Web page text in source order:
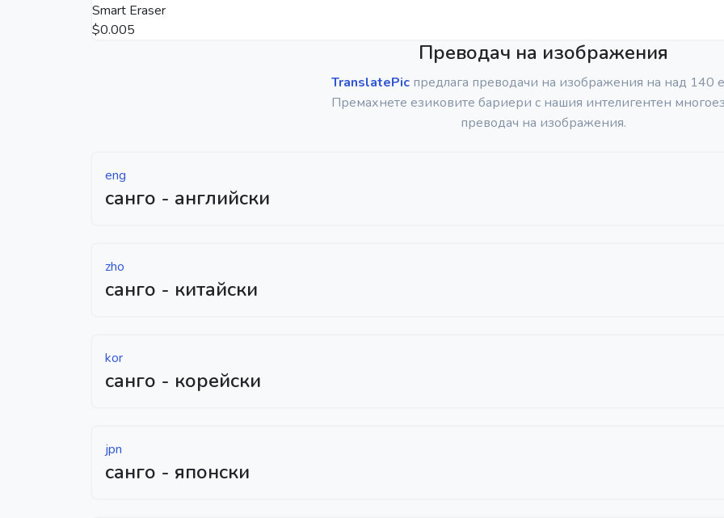
Smart Eraser
$0.005
Преводач на изображения
TranslatePicпредлага преводачи на изображения на над 140
Премахнете езиковите бариери с нашия интелигентен
преводач на изображения.
eng
санго - английски
zho
санго - китайски
kor
санго - корейски
jpn
санго - японски